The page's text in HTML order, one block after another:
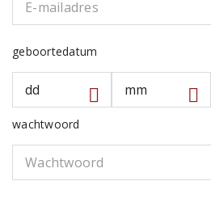
geboortedatum
wachtwoord